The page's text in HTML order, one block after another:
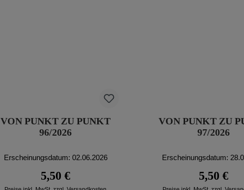
VON PUNKT ZU PUNKT
96/2026
Erscheinungsdatum: 02.06.2026
Regulärer Preis:
5,50 €
VON PUNKT ZU
97/2026
Erscheinungsdatum:
Regulärer
5,50 €